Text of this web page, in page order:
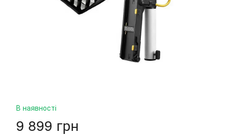
В наявності
9 899 грн